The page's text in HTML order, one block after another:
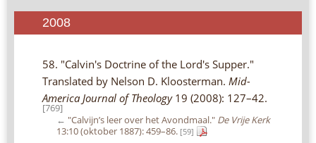
2008
58. "Calvin's Doctrine of the Lord's Supper."
Translated by Nelson D. Kloosterman. Mid-
America Journal of Theology19 (2008): 127–42.
[769]
← "Calvijn’s leer over het Avondmaal." De Vrije Kerk
13:10 (oktober 1887): 459–86. [59]